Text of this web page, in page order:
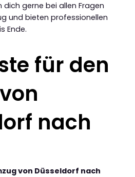
dich gerne bei allen Fragen
und bieten professionellen
Ende.
für den
nach
von Düsseldorf nach